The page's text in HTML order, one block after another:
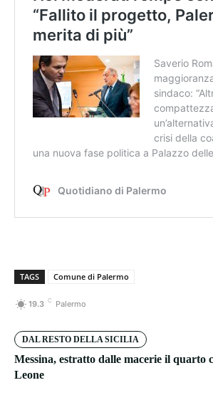
TAGS Comune di Palermo
19.3 C Palermo
DAL RESTO DELLA SICILIA
Messina, estratto dalle macerie il quarto
Leone